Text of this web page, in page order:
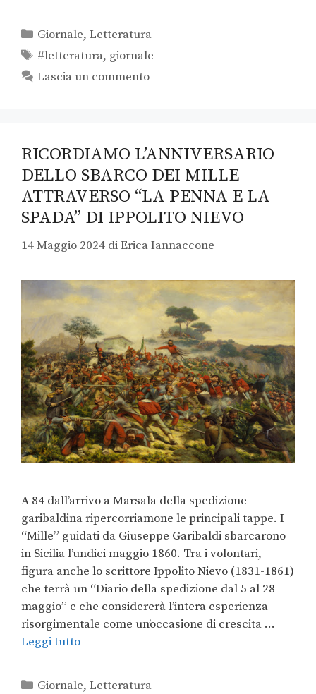
Giornale,Letteratura
#letteratura, giornale
Lascia un commento
RICORDIAMO L’ANNIVERSARIO
DELLO SBARCO DEI MILLE
ATTRAVERSO “LA PENNA E LA
SPADA” DI IPPOLITO NIEVO
14 Maggio 2024 diErica Iannaccone
A 84 dall’arrivo a Marsala della spedizione
garibaldina ripercorriamone le principali tappe. I
“Mille” guidati da Giuseppe Garibaldi sbarcarono
in Sicilia l’undici maggio 1860. Tra i volontari,
figura anche lo scrittore Ippolito Nievo (1831-1861)
che terrà un “Diario della spedizione dal 5 al 28
maggio” e che considererà l’intera esperienza
risorgimentale come un’occasione di crescita …
Leggi tutto
Giornale,Letteratura